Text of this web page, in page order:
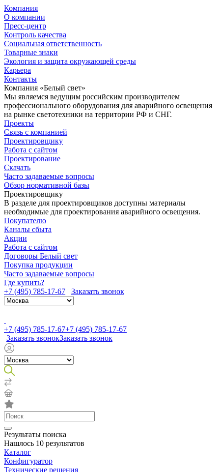
Компания
О компании
Пресс-центр
Контроль качества
Социальная ответственность
Товарные знаки
Экология и защита окружающей среды
Карьера
Контакты
Компания «Белый свет»
Мы являемся ведущим российским производителем
профессионального оборудования для аварийного освещения
на рынке светотехники на территории РФ и СНГ.
Проекты
Связь с компанией
Проектировщику
Работа с сайтом
Проектирование
Скачать
Часто задаваемые вопросы
Обзор нормативной базы
Проектировщику
В разделе для проектировщиков доступны материалы
необходимые для проектирования аварийного освещения.
Покупателю
Каналы сбыта
Акции
Работа с сайтом
Договоры Белый свет
Покупка продукции
Часто задаваемые вопросы
Где купить?
+7 (495) 785-17-67
Заказать звонок
+7 (495) 785-17-67+7 (495) 785-17-67
Заказать звонокЗаказать звонок
Результаты поиска
Нашлось 10 результатов
Каталог
Конфигуратор
Технические решения